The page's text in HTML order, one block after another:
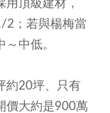
用頂級建材，
2；若與楊梅當
中低。
約20坪、只有
價大約是900萬